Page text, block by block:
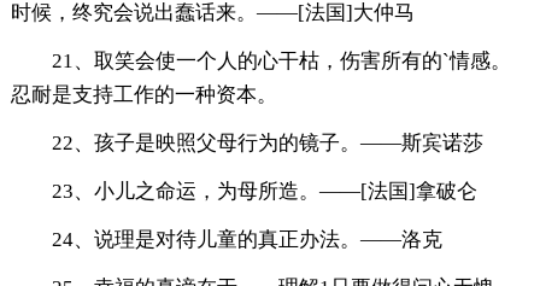
时候，终究会说出蠢话来。——[法国]大仲马
21、取笑会使一个人的心干枯，伤害所有的`情感。
忍耐是支持工作的一种资本。
22、孩子是映照父母行为的镜子。——斯宾诺莎
23、小儿之命运，为母所造。——[法国]拿破仑
24、说理是对待儿童的真正办法。——洛克